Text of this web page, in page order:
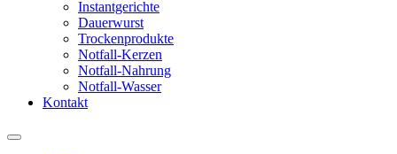
Instantgerichte
Dauerwurst
Trockenprodukte
Notfall-Kerzen
Notfall-Nahrung
Notfall-Wasser
Kontakt